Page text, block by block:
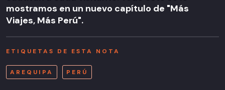
mostramos en un nuevo capítulo de "Más
Viajes, Más Perú".
ETIQUETAS DE ESTA NOTA
AREQUIPA PERÚ